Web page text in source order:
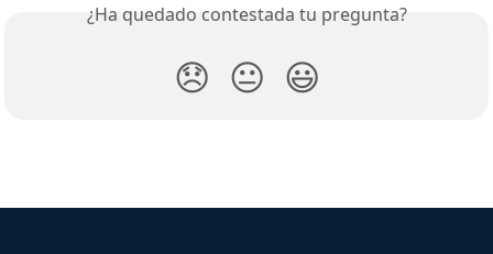
¿Ha quedado contestada tu pregunta?
😞 😐 😃